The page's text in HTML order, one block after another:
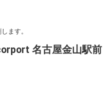
ます。
名古屋金山駅前